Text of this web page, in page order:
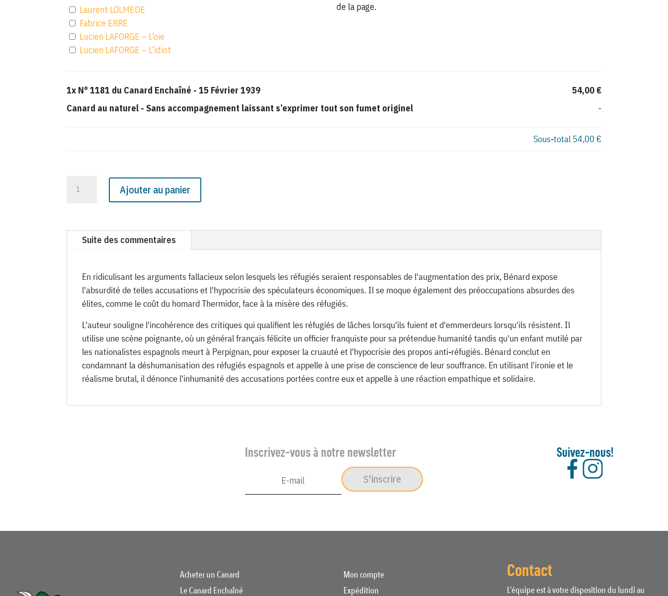
Laurent LOLMEDE
Fabrice ERRE
Lucien LAFORGE – L’oie
Lucien LAFORGE – L’idiot
de la page.
1x N° 1181 du Canard Enchaîné - 15 Février 1939
54,00 €
Canard au naturel -Sans accompagnement laissant s’exprimer tout son fumet originel -
Sous-total 54,00 €
Février
Ajouter au panier
Suite des commentaires
En ridiculisant les arguments fallacieux selon lesquels les réfugiés seraient responsables de l'augmentation des prix, Bénard expose
l'absurdité de telles accusations et l'hypocrisie des spéculateurs économiques. Il se moque également des préoccupations absurdes des
élites, comme le coût du homard Thermidor, face à la misère des réfugiés.
L'auteur souligne l'incohérence des critiques qui qualifient les réfugiés de lâches lorsqu'ils fuient et d'emmerdeurs lorsqu'ils résistent. Il
utilise une scène poignante, où un général français félicite un officier franquiste pour sa prétendue humanité tandis qu'un enfant mutilé par
les nationalistes espagnols meurt à Perpignan, pour exposer la cruauté et l'hypocrisie des propos anti-réfugiés. Bénard conclut en
condamnant la déshumanisation des réfugiés espagnols et appelle à une prise de conscience de leur souffrance. En utilisant l'ironie et le
réalisme brutal, il dénonce l'inhumanité des accusations portées contre eux et appelle à une réaction empathique et solidaire.
Inscrivez-vous à notre newsletter
S'inscrire
Suivez-nous!
Acheter un Canard
Le Canard Enchaîné
Mon compte
Expédition
Contact
L’équipe est à votre disposition du lundi au